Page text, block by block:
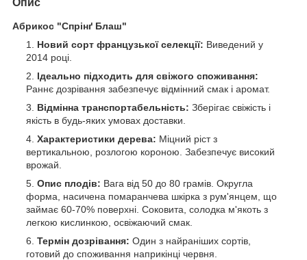
Абрикос "Спрінґ Блаш"
Новий сорт французької селекції: Виведений у
2014 році.
Ідеально підходить для свіжого споживання:
Раннє дозрівання забезпечує відмінний смак і аромат.
Відмінна транспортабельність: Зберігає свіжість і
якість в будь-яких умовах доставки.
Характеристики дерева: Міцний ріст з
вертикальною, розлогою короною. Забезпечує високий
врожай.
Опис плодів: Вага від 50 до 80 грамів. Округла
форма, насичена помаранчева шкірка з рум'янцем, що
займає 60-70% поверхні. Соковита, солодка м'якоть з
легкою кислинкою, освіжаючий смак.
Термін дозрівання: Один з найраніших сортів,
готовий до споживання наприкінці червня.